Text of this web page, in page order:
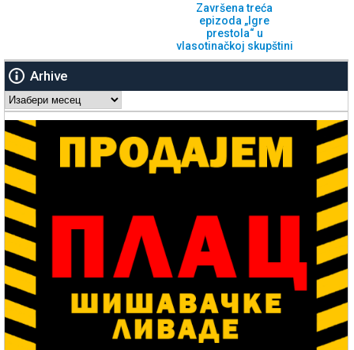
Završena treća
epizoda „Igre
prestola“ u
vlasotinačkoj skupštini
Arhive
Arhive